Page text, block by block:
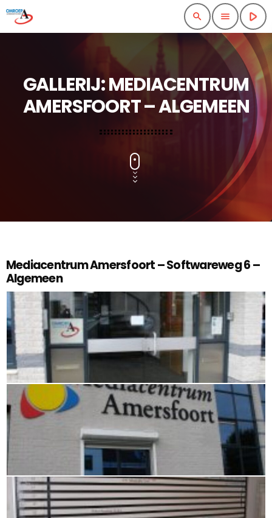
search menu play_arrow
GALLERIJ: MEDIACENTRUM
AMERSFOORT – ALGEMEEN
Mediacentrum Amersfoort – Softwareweg 6 –
Algemeen